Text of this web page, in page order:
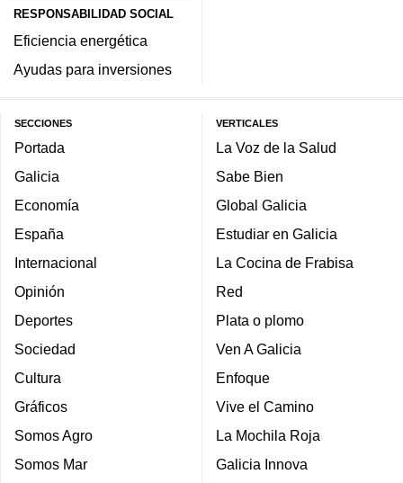
RESPONSABILIDAD SOCIAL
Eficiencia energética
Ayudas para inversiones
SECCIONES
Portada
Galicia
Economía
España
Internacional
Opinión
Deportes
Sociedad
Cultura
Gráficos
Somos Agro
Somos Mar
VERTICALES
La Voz de la Salud
Sabe Bien
Global Galicia
Estudiar en Galicia
La Cocina de Frabisa
Red
Plata o plomo
Ven A Galicia
Enfoque
Vive el Camino
La Mochila Roja
Galicia Innova